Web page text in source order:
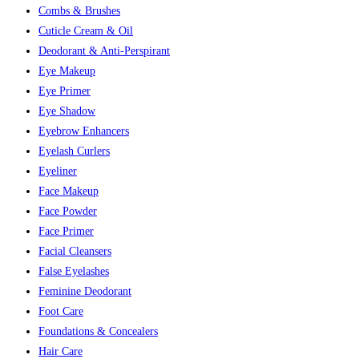
Combs & Brushes
Cuticle Cream & Oil
Deodorant & Anti-Perspirant
Eye Makeup
Eye Primer
Eye Shadow
Eyebrow Enhancers
Eyelash Curlers
Eyeliner
Face Makeup
Face Powder
Face Primer
Facial Cleansers
False Eyelashes
Feminine Deodorant
Foot Care
Foundations & Concealers
Hair Care